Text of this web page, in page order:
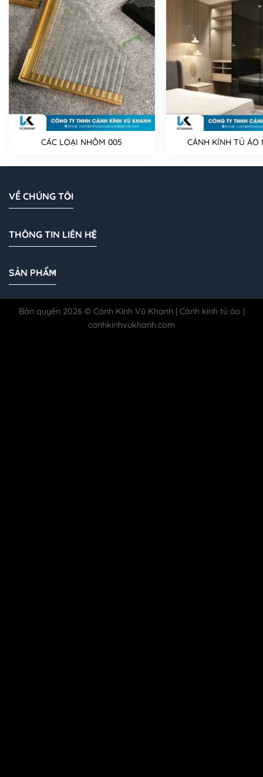
CÁC LOẠI NHÔM 005 CÁNH KÍNH TỦ ÁO
VỀ CHÚNG TÔI
THÔNG TIN LIÊN HỆ
SẢN PHẨM
Bản quyền 2026 © Cánh Kính Vũ Khanh | Cánh kính tủ áo |
canhkinhvukhanh.com